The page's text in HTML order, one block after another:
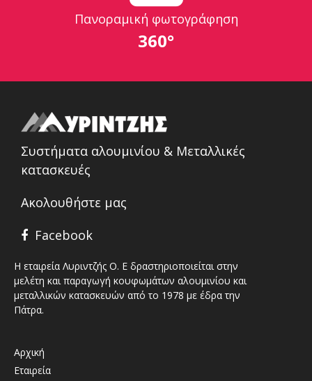
Πανοραμική φωτογράφηση
360°
Συστήματα αλουμινίου & Μεταλλικές
κατασκευές
Ακολουθήστε μας
Facebook
Η εταιρεία Λυριντζής Ο. Ε δραστηριοποιείται στην
μελέτη και παραγωγή κουφωμάτων αλουμινίου και
μεταλλικών κατασκευών από το 1978 με έδρα την
Πάτρα.
Αρχική
Εταιρεία